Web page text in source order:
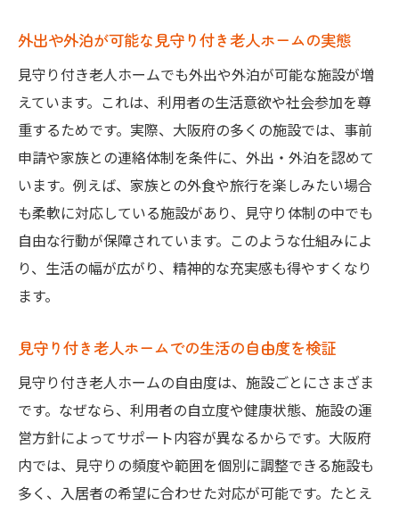
外出や外泊が可能な見守り付き老人ホームの実態
見守り付き老人ホームでも外出や外泊が可能な施設が増
えています。これは、利用者の生活意欲や社会参加を尊
重するためです。実際、大阪府の多くの施設では、事前
申請や家族との連絡体制を条件に、外出・外泊を認めて
います。例えば、家族との外食や旅行を楽しみたい場合
も柔軟に対応している施設があり、見守り体制の中でも
自由な行動が保障されています。このような仕組みによ
り、生活の幅が広がり、精神的な充実感も得やすくなり
ます。
見守り付き老人ホームでの生活の自由度を検証
見守り付き老人ホームの自由度は、施設ごとにさまざま
です。なぜなら、利用者の自立度や健康状態、施設の運
営方針によってサポート内容が異なるからです。大阪府
内では、見守りの頻度や範囲を個別に調整できる施設も
多く、入居者の希望に合わせた対応が可能です。たとえ